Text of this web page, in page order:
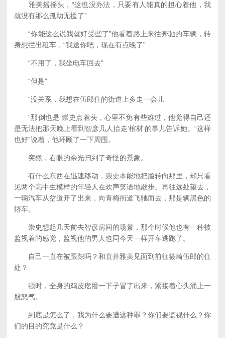
雅美摇摇头，“这也没办法，只要有人能真的担心着他，我
就没有那么孤助无援了”
“你能这么说我就好受些了”他看着路上来往奔驰的车辆，转
身想拦出租车，“我送你吧，现在有点晚了”
“不用了，我坐电车回去”
“但是”
“没关系，我想在伍郎住的街道上多走一会儿”
“那倒也是”崇史点着头，心里不免有些难过，他觉得自己还
是无法把那天晚上看到智彦几人抬走‘棺材’的事儿告诉她。“这样
也好”说着，他环顾了一下周围。
突然，右眼的余光扫到了奇怪的景象。
有什么东西在迅速移动，崇史本能地把脸转向那里，却只看
见两个高中生模样的年轻人在欢声笑语地散步。再往远处望去，
一辆汽车从岔道开了出来，向青梅街道飞驰而去，那是辆黑色的
轿车。
崇史想起几天前去智彦房间的场景，那个时候他也有一种被
监视着的感觉，监视他的男人也同今天一样开车逃跑了。
自己一直在被跟踪吗？和直井雅美见面到前往筱崎伍郎的住
处？
顿时，全身的鸡皮疙瘩一下子冒了出来，紧接着心头涌上一
股怒气。
到底是怎么了，我为什么要遭这种罪？你们要监视什么？你
们的目的究竟是什么？